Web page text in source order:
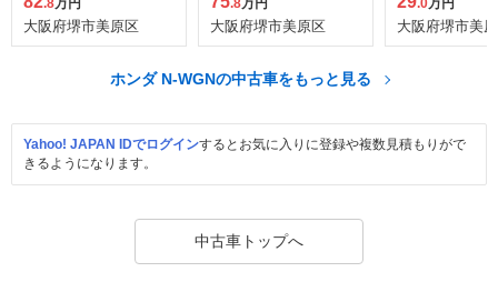
大阪府堺市美原区 大阪府堺市美原区 大阪府堺市美
ホンダ N-WGNの中古車をもっと見る
Yahoo! JAPAN IDでログインするとお気に入りに登録や複数見積もりがで
きるようになります。
中古車トップへ